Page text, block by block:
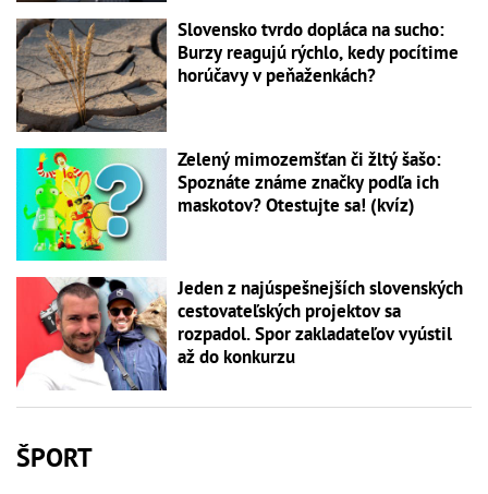
Slovensko tvrdo dopláca na sucho:
Burzy reagujú rýchlo, kedy pocítime
horúčavy v peňaženkách?
Zelený mimozemšťan či žltý šašo:
Spoznáte známe značky podľa ich
maskotov? Otestujte sa! (kvíz)
Jeden z najúspešnejších slovenských
cestovateľských projektov sa
rozpadol. Spor zakladateľov vyústil
až do konkurzu
ŠPORT